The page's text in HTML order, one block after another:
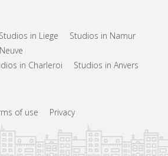
Studios in Liege
Studios in Namur
in Charleroi
Studios in Anvers
of use Privacy